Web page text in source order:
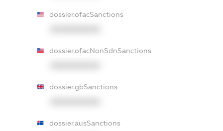
dossier.ofacSanctions
dossier.ofacNonSdnSanctions
dossier.gbSanctions
dossier.ausSanctions